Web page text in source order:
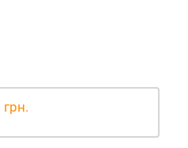
грн.